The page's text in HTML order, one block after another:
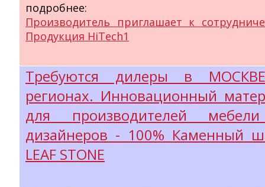
подробнее:
Производитель приглашает к
Продукция HiTech1
Требуются дилеры в
регионах. Инновационный
для производителей
дизайнеров - 100% Каменный
LEAF STONE